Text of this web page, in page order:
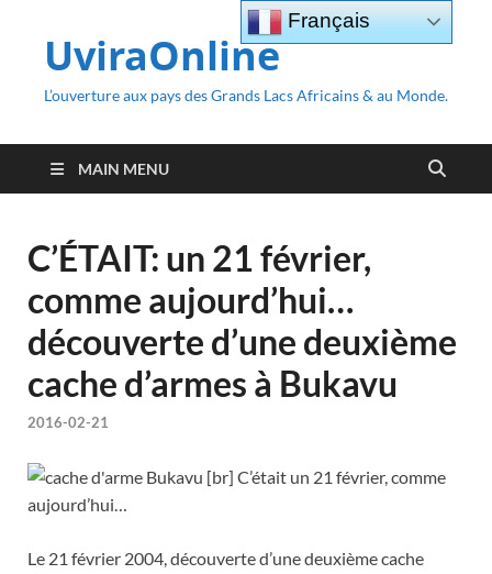
UviraOnline
L’ouverture aux pays des Grands Lacs Africains & au Monde.
MAIN MENU
C’ÉTAIT: un 21 février,
comme aujourd’hui…
découverte d’une deuxième
cache d’armes à Bukavu
2016-02-21
[br] C’était un 21 février, comme
aujourd’hui…
Le 21 février 2004, découverte d’une deuxième cache
Français